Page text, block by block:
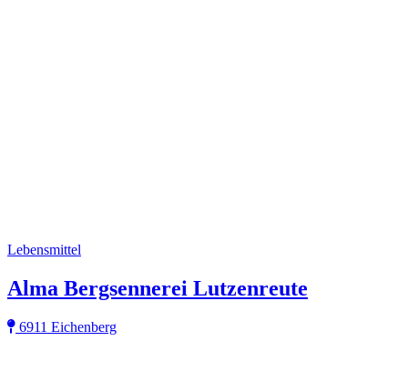
Lebensmittel
Alma Bergsennerei Lutzenreute
6911 Eichenberg